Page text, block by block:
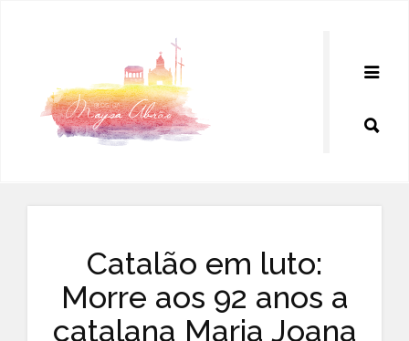
Catalão em luto:
Morre aos 92 anos a
catalana Maria Joana